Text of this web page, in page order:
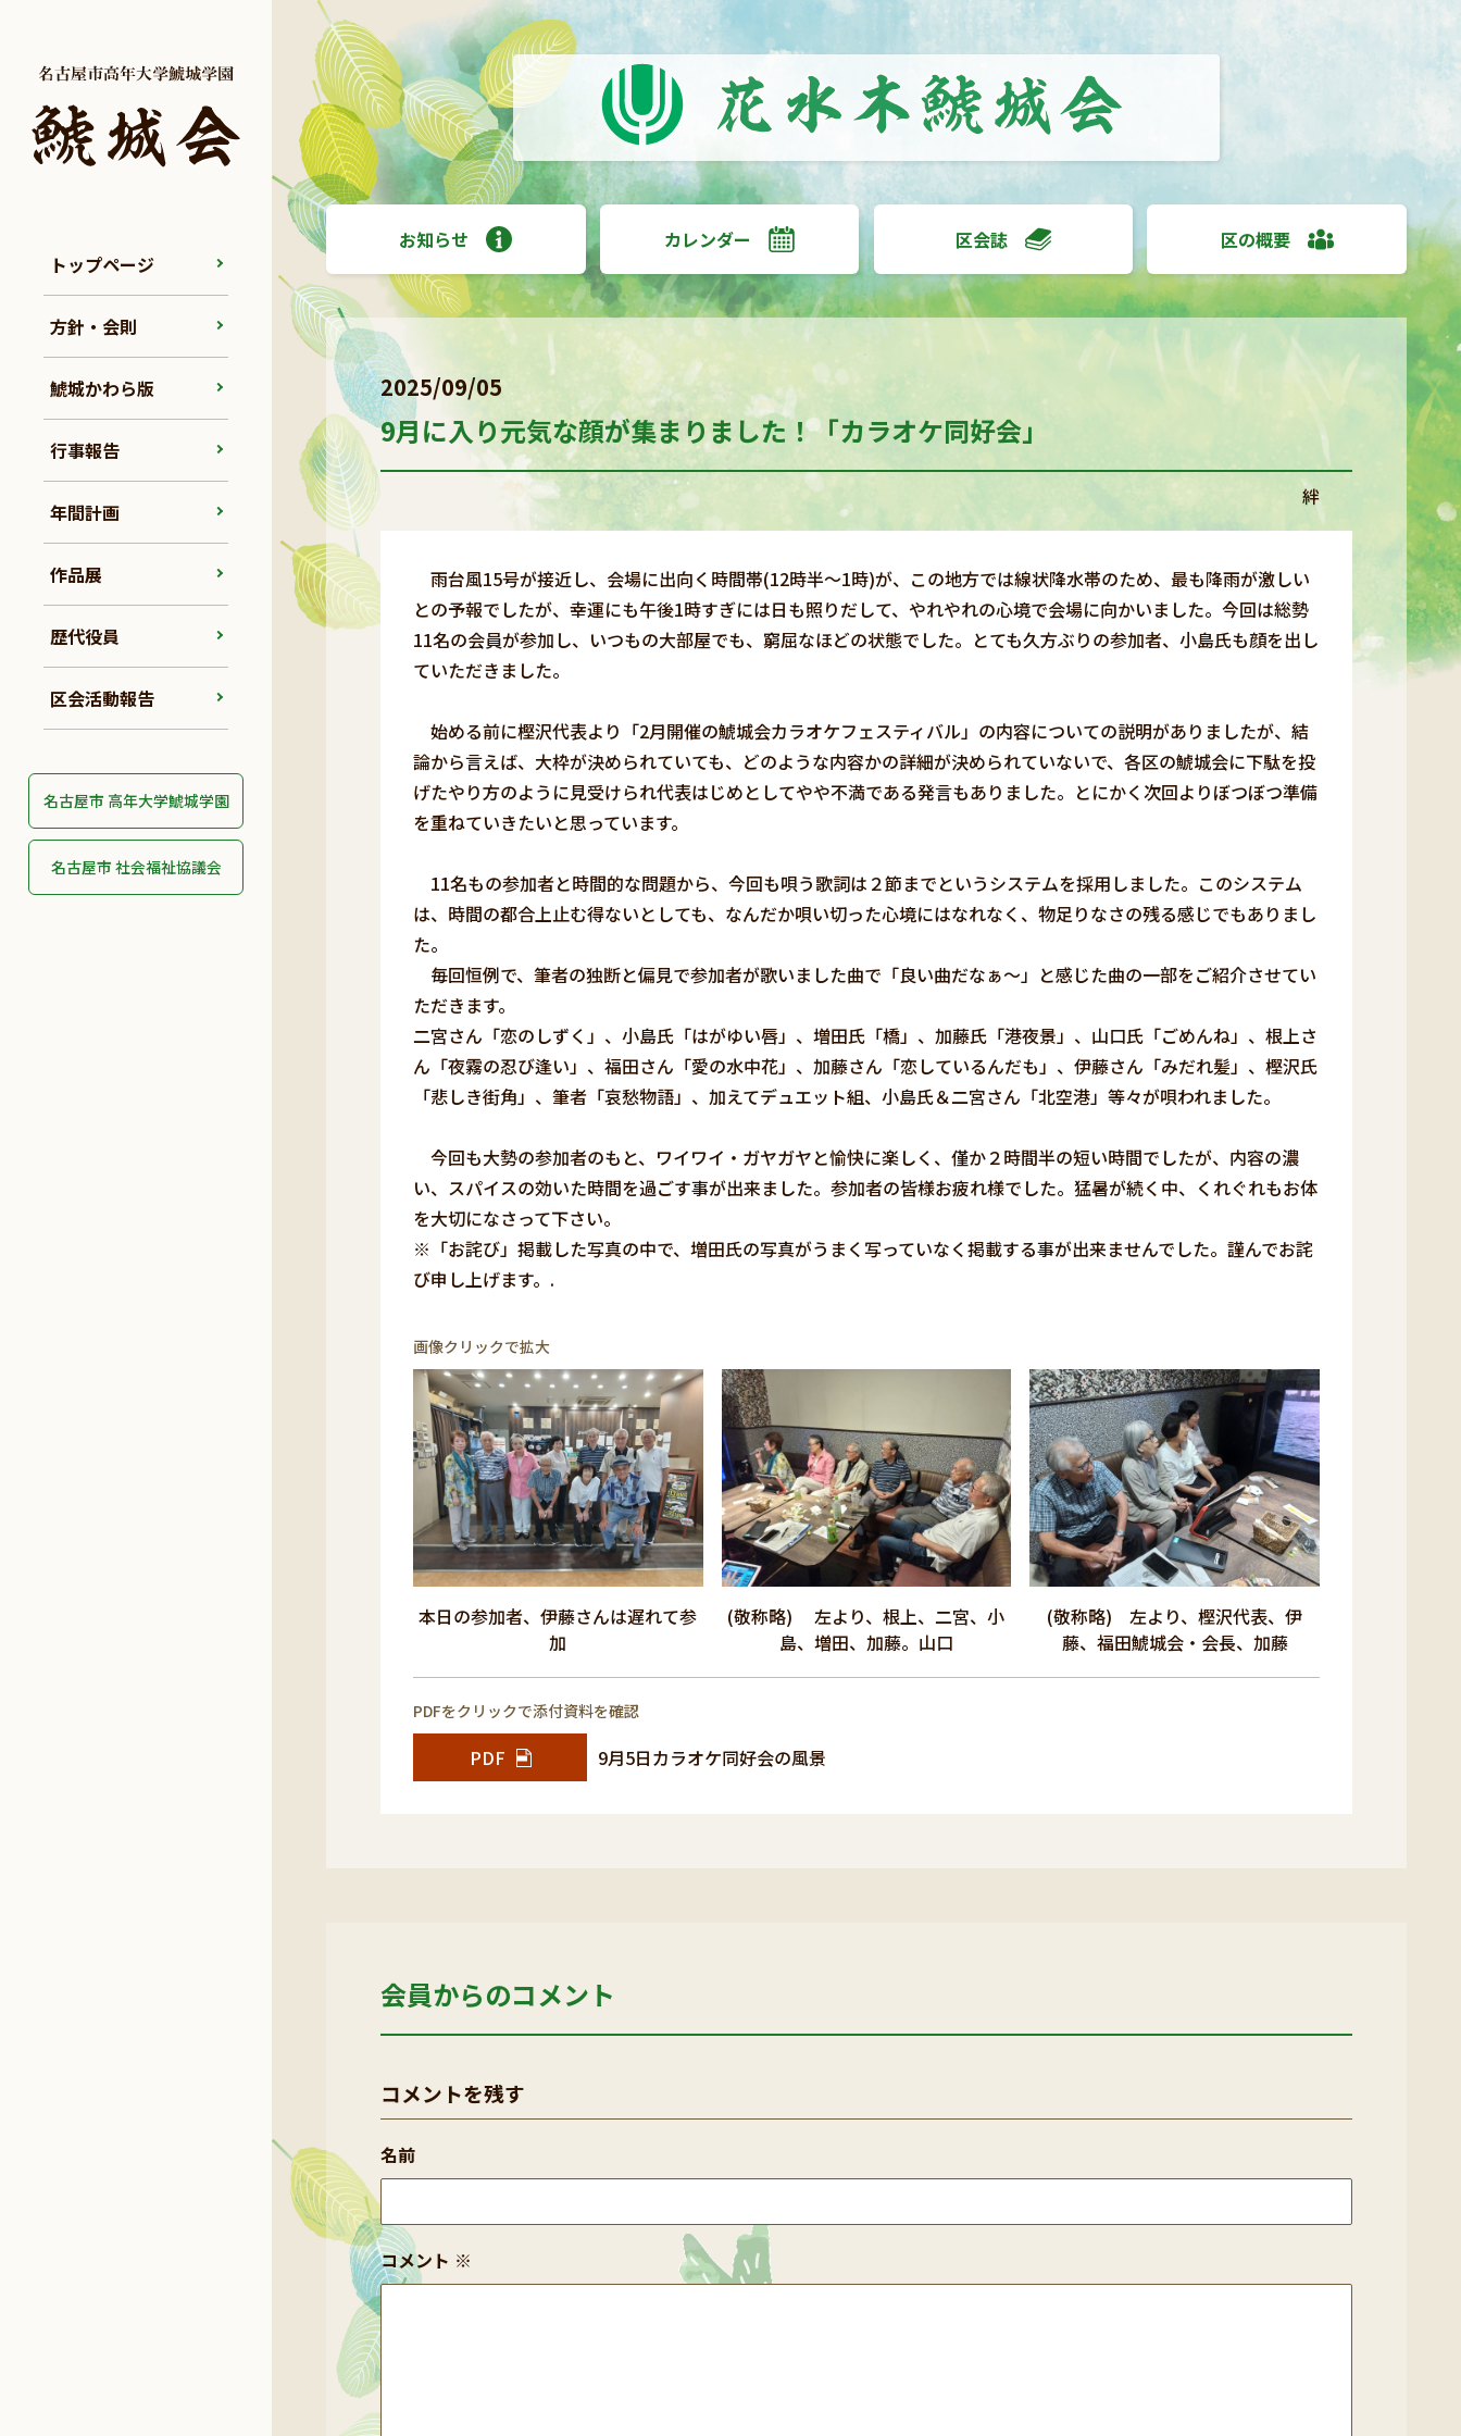
トップページ
方針・会則
鯱城かわら版
行事報告
年間計画
作品展
歴代役員
区会活動報告
名古屋市 高年大学鯱城学園
名古屋市 社会福祉協議会
お知らせ カレンダー 区会誌 区の概要
2025/09/05
9月に入り元気な顔が集まりました！「カラオケ同好会」
絆
雨台風15号が接近し、会場に出向く時間帯(12時半～1時)が、この地方では線状降水帯のため、最も降雨が激しい
との予報でしたが、幸運にも午後1時すぎには日も照りだして、やれやれの心境で会場に向かいました。今回は総勢
11名の会員が参加し、いつもの大部屋でも、窮屈なほどの状態でした。とても久方ぶりの参加者、小島氏も顔を出し
ていただきました。
始める前に樫沢代表より「2月開催の鯱城会カラオケフェスティバル」の内容についての説明がありましたが、結
論から言えば、大枠が決められていても、どのような内容かの詳細が決められていないで、各区の鯱城会に下駄を投
げたやり方のように見受けられ代表はじめとしてやや不満である発言もありました。とにかく次回よりぼつぼつ準備
を重ねていきたいと思っています。
11名もの参加者と時間的な問題から、今回も唄う歌詞は２節までというシステムを採用しました。このシステム
は、時間の都合上止む得ないとしても、なんだか唄い切った心境にはなれなく、物足りなさの残る感じでもありまし
た。
毎回恒例で、筆者の独断と偏見で参加者が歌いました曲で「良い曲だなぁ～」と感じた曲の一部をご紹介させてい
ただきます。
二宮さん「恋のしずく」、小島氏「はがゆい唇」、増田氏「橋」、加藤氏「港夜景」、山口氏「ごめんね」、根上さ
ん「夜霧の忍び逢い」、福田さん「愛の水中花」、加藤さん「恋しているんだも」、伊藤さん「みだれ髪」、樫沢氏
「悲しき街角」、筆者「哀愁物語」、加えてデュエット組、小島氏＆二宮さん「北空港」等々が唄われました。
今回も大勢の参加者のもと、ワイワイ・ガヤガヤと愉快に楽しく、僅か２時間半の短い時間でしたが、内容の濃
い、スパイスの効いた時間を過ごす事が出来ました。参加者の皆様お疲れ様でした。猛暑が続く中、くれぐれもお体
を大切になさって下さい。
※「お詫び」掲載した写真の中で、増田氏の写真がうまく写っていなく掲載する事が出来ませんでした。謹んでお詫
び申し上げます。.
画像クリックで拡大
本日の参加者、伊藤さんは遅れて参
加
(敬称略) 左より、根上、二宮、小
島、増田、加藤。山口
(敬称略) 左より、樫沢代表、伊
藤、福田鯱城会・会長、加藤
PDFをクリックで添付資料を確認
PDF 9月5日カラオケ同好会の風景
会員からのコメント
コメントを残す
コメント ※
名前